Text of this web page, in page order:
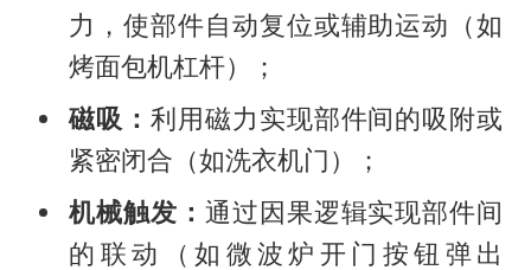
力，使部件自动复位或辅助运动（如
烤面包机杠杆）；
磁吸：利用磁力实现部件间的吸附或
紧密闭合（如洗衣机门）；
机械触发： 通过因果逻辑实现部件间
的联动（如微波炉开门按钮弹出